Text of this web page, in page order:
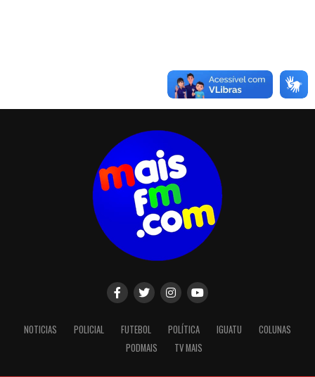
NOTICIAS POLICIAL FUTEBOL POLÍTICA IGUATU
COLUNAS
PODMAIS
TV MAIS